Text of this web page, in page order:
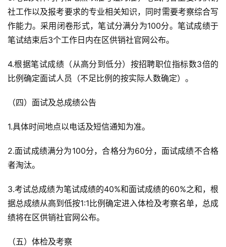
社工作以及报考要求的专业相关知识，同时需要考察综合写
作能力。采用闭卷形式，笔试分满分为100分。笔试成绩于
笔试结束后3个工作日内在区供销社官网公布。
4.根据笔试成绩（从高分到低分）按招聘职位指标数3倍的
比例确定面试人员（不足比例的按实际人数确定）。
（四）面试及总成绩公告
1.具体时间地点以电话及短信通知为准。
2.面试成绩满分为100分，合格分为60分，面试成绩不合格
者淘汰。
3.考试总成绩为笔试成绩的40%和面试成绩的60%之和，根
据总成绩从高到低按1:1比例确定进入体检及考察名单，总成
绩将在区供销社官网公布。
（五）体检及考察